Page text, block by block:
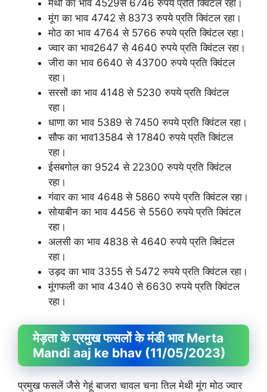
मेथी का भाव 4529से 6746 रुपये प्रति क्विंटल रहा।
मूंग का भाव 4742 से 8373 रुपये प्रति क्विंटल रहा।
मोठ का भाव 4764 से 5766 रुपये प्रति क्विंटल रहा।
ज्वार का भाव2647 से 4640 रुपये प्रति क्विंटल रहा।
जीरा का भाव 6640 से 43700 रुपये प्रति क्विंटल
रहा।
सरसों का भाव 4148 से 5230 रुपये प्रति क्विंटल
रहा।
धाणा का भाव 5389 से 7450 रुपये प्रति क्विंटल रहा।
सौफ का भाव13584 से 17840 रुपये प्रति क्विंटल
रहा।
ईसबगोल का 9524 से 22300 रुपये प्रति क्विंटल
रहा।
गंवार का भाव 4648 से 5860 रुपये प्रति क्विंटल रहा।
सोयाबीन का भाव 4456 से 5560 रुपये प्रति क्विंटल
रहा।
अलसी का भाव 4838 से 4640 रुपये प्रति क्विंटल
रहा।
उड़द का भाव 3355 से 5472 रुपये प्रति क्विंटल रहा।
मूंगफली का भाव 4340 से 6630 रुपये प्रति क्विंटल
रहा।
मेड़ता के प्रमुख फसलों के मंडी भाव Merta
Mandi aaj ke bhav (11/05/2023)
प्रमुख फसलें जैसे गेहूं बाजरा चावल चना तिल मेथी मूंग मोठ ज्वार